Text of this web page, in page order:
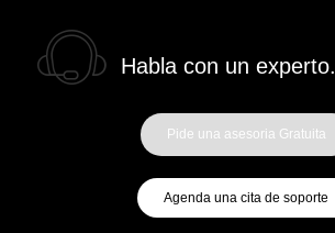
Habla con un experto.
Pide una asesoria Gratuita
Agenda una cita de soporte